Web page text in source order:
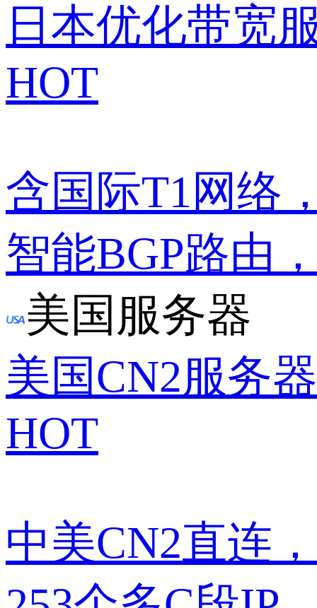
日本优化带宽
HOT
含国际T1网络
智能BGP路由
美国服务器
美国CN2服务器
HOT
中美CN2直连